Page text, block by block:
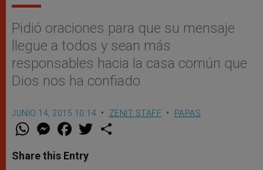
Pidió oraciones para que su mensaje
llegue a todos y sean más
responsables hacia la casa común que
Dios nos ha confiado
JUNIO 14, 2015 10:14 ZENIT STAFF PAPAS
W
t
s
M
e
s
e
F
a
e
b
w
Share this Entry